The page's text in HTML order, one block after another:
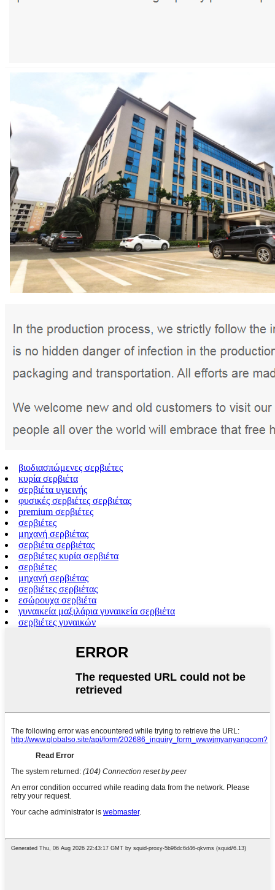
βιοδιασπώμενες σερβιέτες
κυρία σερβιέτα
σερβιέτα υγιεινής
φυσικές σερβιέτες σερβιέτας
premium σερβιέτες
σερβιέτες
μηχανή σερβιέτας
σερβιέτα σερβιέτας
σερβιέτες κυρία σερβιέτα
σερβιέτες
μηχανή σερβιέτας
σερβιέτες σερβιέτας
εσώρουχα σερβιέτα
γυναικεία μαξιλάρια γυναικεία σερβιέτα
σερβιέτες γυναικών